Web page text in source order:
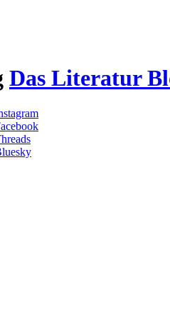
Das Literatur